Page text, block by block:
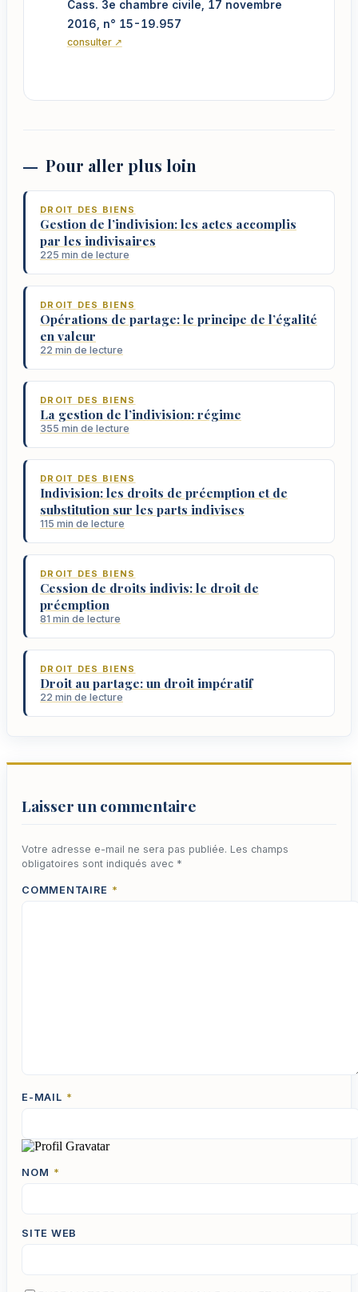
Cass. 3e chambre civile, 17 novembre
2016, n° 15-19.957
consulter ↗
Pour aller plus loin
DROIT DES BIENS
Gestion de l’indivision: les actes accomplis
par les indivisaires
225 min de lecture
DROIT DES BIENS
Opérations de partage: le principe de l’égalité
en valeur
22 min de lecture
DROIT DES BIENS
La gestion de l’indivision: régime
355 min de lecture
DROIT DES BIENS
Indivision: les droits de préemption et de
substitution sur les parts indivises
115 min de lecture
DROIT DES BIENS
Cession de droits indivis: le droit de
préemption
81 min de lecture
DROIT DES BIENS
Droit au partage: un droit impératif
22 min de lecture
Laisser un commentaire
Votre adresse e-mail ne sera pas publiée. Les champs
obligatoires sont indiqués avec *
COMMENTAIRE *
E-MAIL *
NOM *
SITE WEB